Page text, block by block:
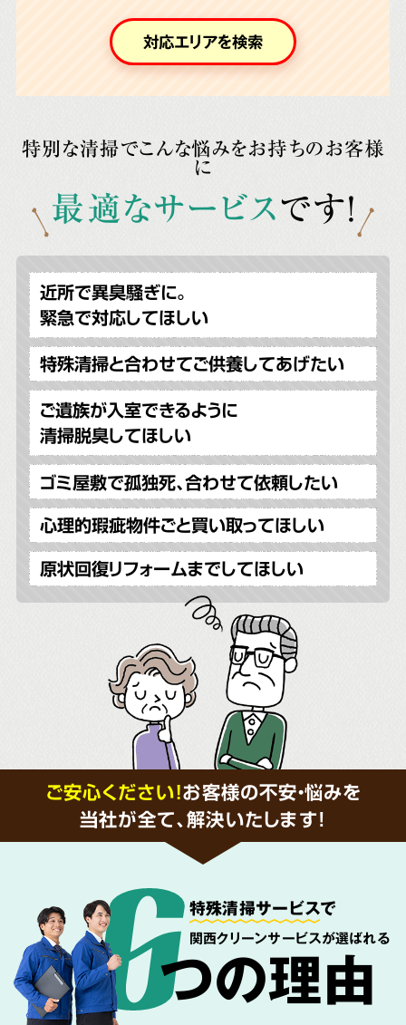
対応エリアを検索
特別な清掃でこんな悩みをお持ちのお客様
に
最適なサービスです!
近所で異臭騒ぎに。
緊急で対応してほしい
特殊清掃と合わせてご供養してあげたい
ご遺族が入室できるように
清掃脱臭してほしい
ゴミ屋敷で孤独死、合わせて依頼したい
心理的瑕疵物件ごと買い取ってほしい
原状回復リフォームまでしてほしい
ご安心ください！お客様の不安・悩みを
当社が全て、解決いたします!
特殊清掃サービスで
関西クリーンサービスが選ばれる
つの理由